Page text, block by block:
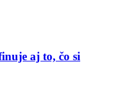
aj to, čo si